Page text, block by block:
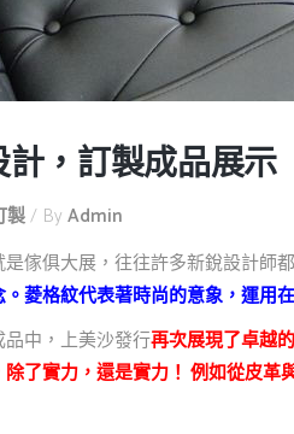
，訂製成品展示
製 By Admin
傢俱大展，往往許多新銳設計師
菱格紋代表著時尚的意象，運用
中，上美沙發行再次展現了卓越
了實力，還是實力！ 例如從皮